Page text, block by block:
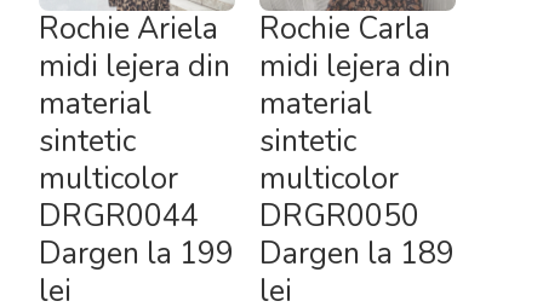
Rochie Ariela
midi lejera din
material
sintetic
multicolor
DRGR0044
Dargen la 199
lei
Rochie Carla
midi lejera din
material
sintetic
multicolor
DRGR0050
Dargen la 189
lei